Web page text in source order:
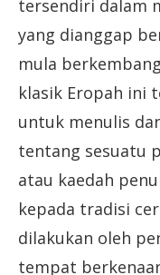
tersendiri dalam
yang dianggap
mula
klasik Eropah ini
untuk menulis
tentang sesuatu
atau kaedah
kepada tradisi
dilakukan oleh
tempat